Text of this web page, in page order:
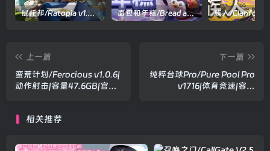
鼠托邦/Ratopia v1.0.0530|策略模拟|容量2.9GB|官方中文版 面包和年糕/Bread and Fred Build.21411256|动作冒险|容量1.1GB|官方中文版
上一篇
蛮荒计划/Ferocious v1.0.6|
动作射击|容量47.6GB|官方
下一篇
纯粹台球Pro/Pure Pool Pro
v1716|体育竞速|容量
相关推荐